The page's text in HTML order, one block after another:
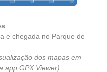
e chegada no Parque de
dos mapas em
app GPX Viewer)